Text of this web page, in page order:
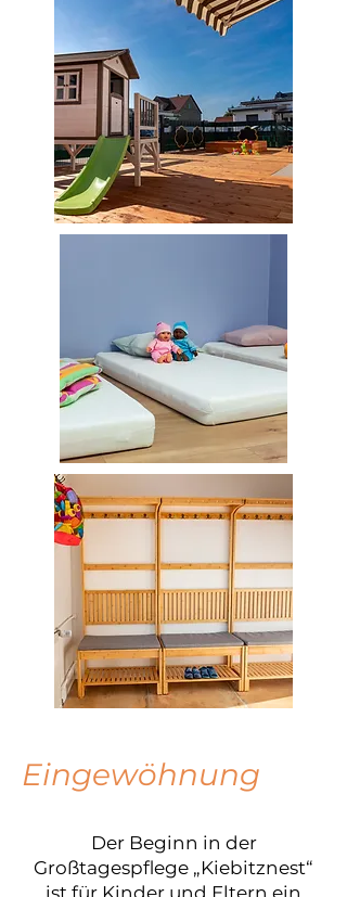
Eingewöhnung
Der Beginn in der
Großtagespflege „Kiebitznest“
ist für Kinder und Eltern ein